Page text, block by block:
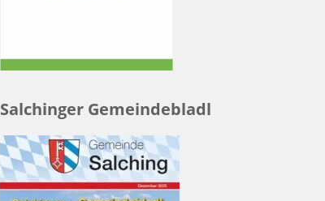
Salchinger Gemeindebladl